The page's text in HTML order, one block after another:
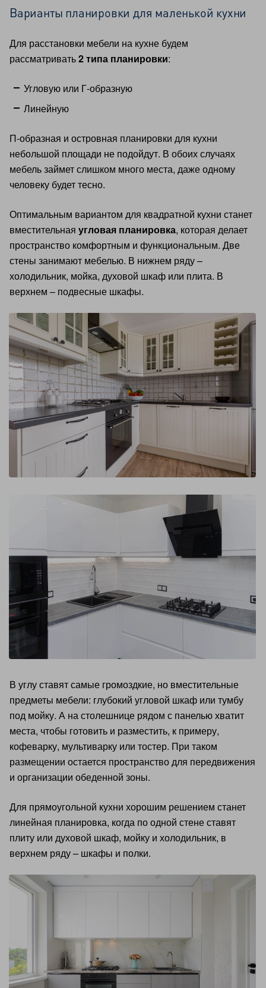
Варианты планировки для маленькой кухни
Для расстановки мебели на кухне будем
рассматривать2 типа планировки:
Угловую или Г-образную
Линейную
П-образная и островная планировки для кухни
небольшой площади не подойдут. В обоих случаях
мебель займет слишком много места, даже одному
человеку будет тесно.
Оптимальным вариантом для квадратной кухни станет
вместительная угловая планировка, которая делает
пространство комфортным и функциональным. Две
стены занимают мебелью. В нижнем ряду –
холодильник, мойка, духовой шкаф или плита. В
верхнем – подвесные шкафы.
В углу ставят самые громоздкие, но вместительные
предметы мебели: глубокий угловой шкаф или тумбу
под мойку. А на столешнице рядом с панелью хватит
места, чтобы готовить и разместить, к примеру,
кофеварку, мультиварку или тостер. При таком
размещении остается пространство для передвижения
и организации обеденной зоны.
Для прямоугольной кухни хорошим решением станет
линейная планировка, когда по одной стене ставят
плиту или духовой шкаф, мойку и холодильник, в
верхнем ряду – шкафы и полки.